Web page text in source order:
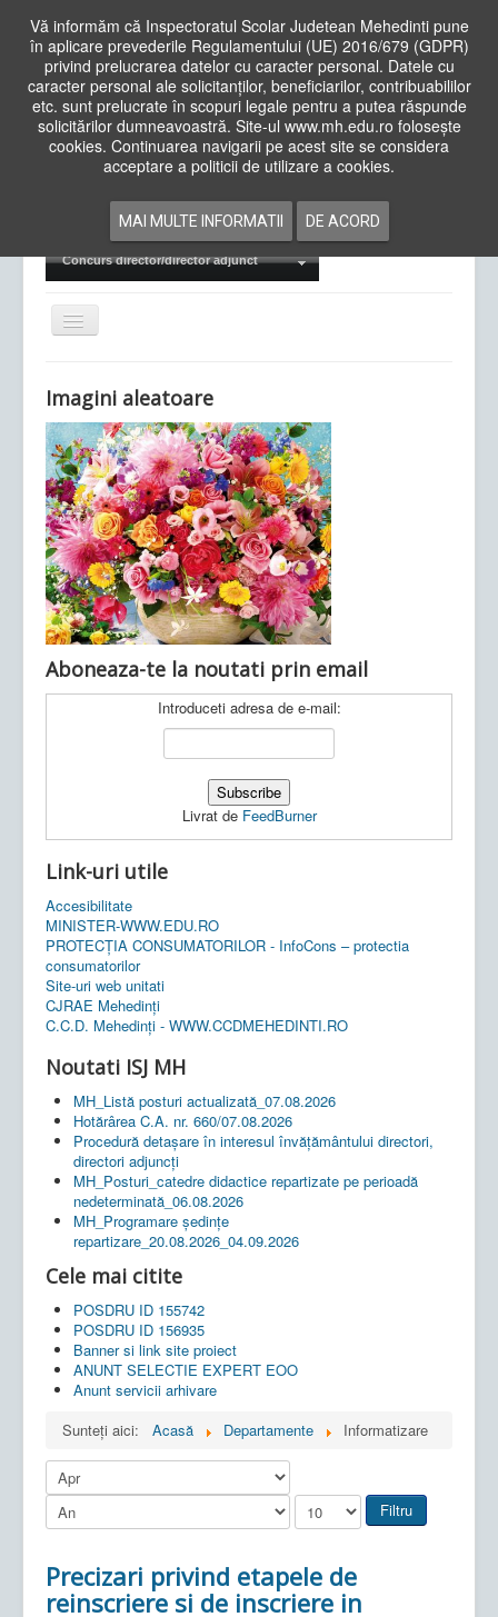
Vă informăm că Inspectoratul Scolar Judetean Mehedinti pune
în aplicare prevederile Regulamentului (UE) 2016/679 (GDPR)
privind prelucrarea datelor cu caracter personal. Datele cu
caracter personal ale solicitanților, beneficiarilor, contribuabililor
etc. sunt prelucrate în scopuri legale pentru a putea răspunde
solicitărilor dumneavoastră. Site-ul www.mh.edu.ro folosește
cookies. Continuarea navigarii pe acest site se considera
acceptare a politicii de utilizare a cookies.
MAI MULTE INFORMATII DE ACORD
Cauta
in
siteAcasa Cadre Didactice
Examene Naționale
Concurs director/director adjunct
Comută
navigarea
Ultimele articole: Vi, 04.11.2022 -Inspectoratul Școlar
Județean Mehedinți
Imagini aleatoare
Aboneaza-te la noutati prin email
Introduceti adresa de e-mail:
Livrat de FeedBurner
Link-uri utile
Accesibilitate
MINISTER-WWW.EDU.RO
PROTECȚIA CONSUMATORILOR - InfoCons – protectia
consumatorilor
Site-uri web unitati
CJRAE Mehedinți
C.C.D. Mehedinţi - WWW.CCDMEHEDINTI.RO
Noutati ISJ MH
MH_Listă posturi actualizată_07.08.2026
Hotărârea C.A. nr. 660/07.08.2026
Procedură detașare în interesul învățământului directori,
directori adjuncți
MH_Posturi_catedre didactice repartizate pe perioadă
nedeterminată_06.08.2026
MH_Programare ședințe
repartizare_20.08.2026_04.09.2026
Cele mai citite
POSDRU ID 155742
POSDRU ID 156935
Banner si link site proiect
ANUNT SELECTIE EXPERT EOO
Anunt servicii arhivare
Sunteți aici:
Acasă Departamente Informatizare
Filtru
Precizari privind etapele de
reinscriere si de inscriere in